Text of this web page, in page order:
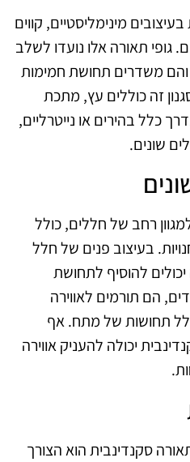
מינימליסטיים, קווים
גופי תאורה אלו נועדו לשלב
והם משדרים תחושת חמימות
זה כוללים עץ, מתכת
כלל בהירים או נייטרליים,
שונים.
רחב של חללים, כולל
בעיצוב פנים של חלל
יכולים להוסיף לתחושת
הם תורמים לאווירה
תחושות של מתח. אף
יכולה להעניק אווירה
סקנדינבית הוא הצורך